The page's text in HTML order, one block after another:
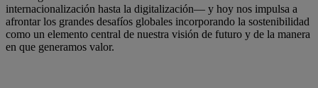
internacionalización hasta la digitalización— y hoy nos impulsa a
afrontar los grandes desafíos globales incorporando la sostenibilidad
como un elemento central de nuestra visión de futuro y de la manera
en que generamos valor.